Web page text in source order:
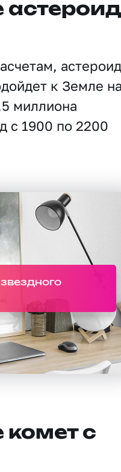
астероид
к Земле
миллиона
с 1900 по 2200
с